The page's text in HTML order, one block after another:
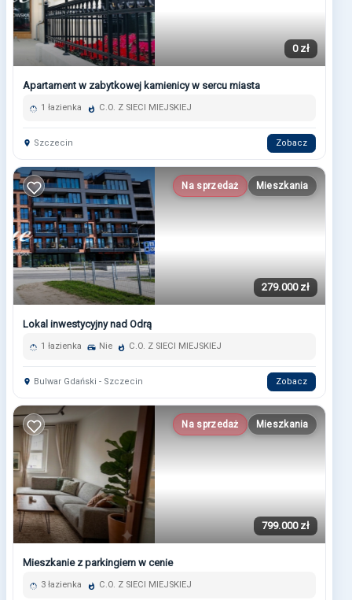
0 zł
Apartament w zabytkowej kamienicy w sercu miasta
1 łazienka C.O. Z SIECI MIEJSKIEJ
Szczecin Zobacz
Na sprzedaż Mieszkania
279.000 zł
Lokal inwestycyjny nad Odrą
1 łazienka Nie C.O. Z SIECI MIEJSKIEJ
Bulwar Gdański - Szczecin Zobacz
Na sprzedaż Mieszkania
799.000 zł
Mieszkanie z parkingiem w cenie
3 łazienka C.O. Z SIECI MIEJSKIEJ